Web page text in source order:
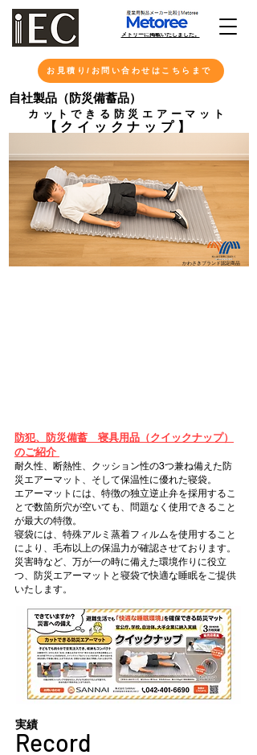
​メトリーに掲載いたしました。
お見積り/お問い合わせはこちらまで
​自社製品（防災備蓄品）
カットできる防災エアーマット
​ 【クイックナップ】
かわさきブランド認定商品
防犯、防災備蓄 寝具用品（クイックナップ）
のご紹介
耐久性、断熱性、クッション性の3つ兼ね備えた防
災エアーマット、そして保温性に優れた寝袋。
エアーマットには、 特徴の独立逆止弁を採用するこ
とで数箇所穴が空いても、問題なく使用できること
が最大の特徴。
寝袋には、特殊アルミ蒸着フィルムを使用すること
により、毛布以上の保温力が確認させております。
災害時など、万が一の時に備えた環境作りに役立
つ、防災エアーマットと寝袋で快適な睡眠をご提供
いたします。
​実績
Record